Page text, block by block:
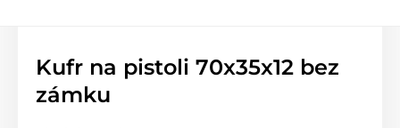
Kufr na pistoli 70x35x12 bez
zámku